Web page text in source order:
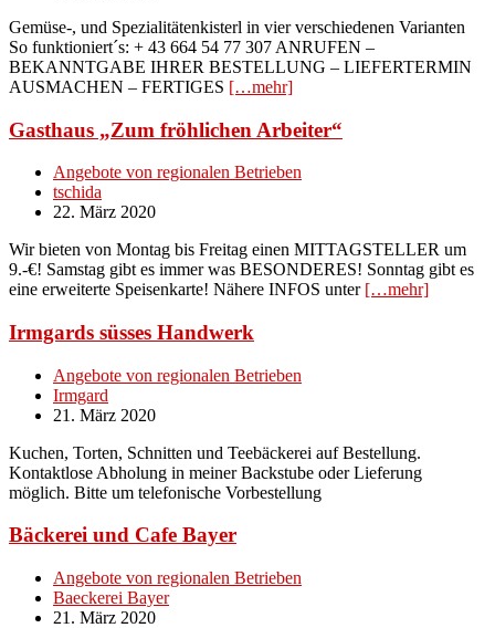
Gemüse-, und Spezialitätenkisterl in vier verschiedenen Varianten
So funktioniert´s: + 43 664 54 77 307 ANRUFEN –
BEKANNTGABE IHRER BESTELLUNG – LIEFERTERMIN
AUSMACHEN – FERTIGES […mehr]
Gasthaus „Zum fröhlichen Arbeiter“
Angebote von regionalen Betrieben
tschida
22. März 2020
Wir bieten von Montag bis Freitag einen MITTAGSTELLER um
9.-€! Samstag gibt es immer was BESONDERES! Sonntag gibt es
eine erweiterte Speisenkarte! Nähere INFOS unter […mehr]
Irmgards süsses Handwerk
Angebote von regionalen Betrieben
Irmgard
21. März 2020
Kuchen, Torten, Schnitten und Teebäckerei auf Bestellung.
Kontaktlose Abholung in meiner Backstube oder Lieferung
möglich. Bitte um telefonische Vorbestellung
Bäckerei und Cafe Bayer
Angebote von regionalen Betrieben
Baeckerei Bayer
21. März 2020